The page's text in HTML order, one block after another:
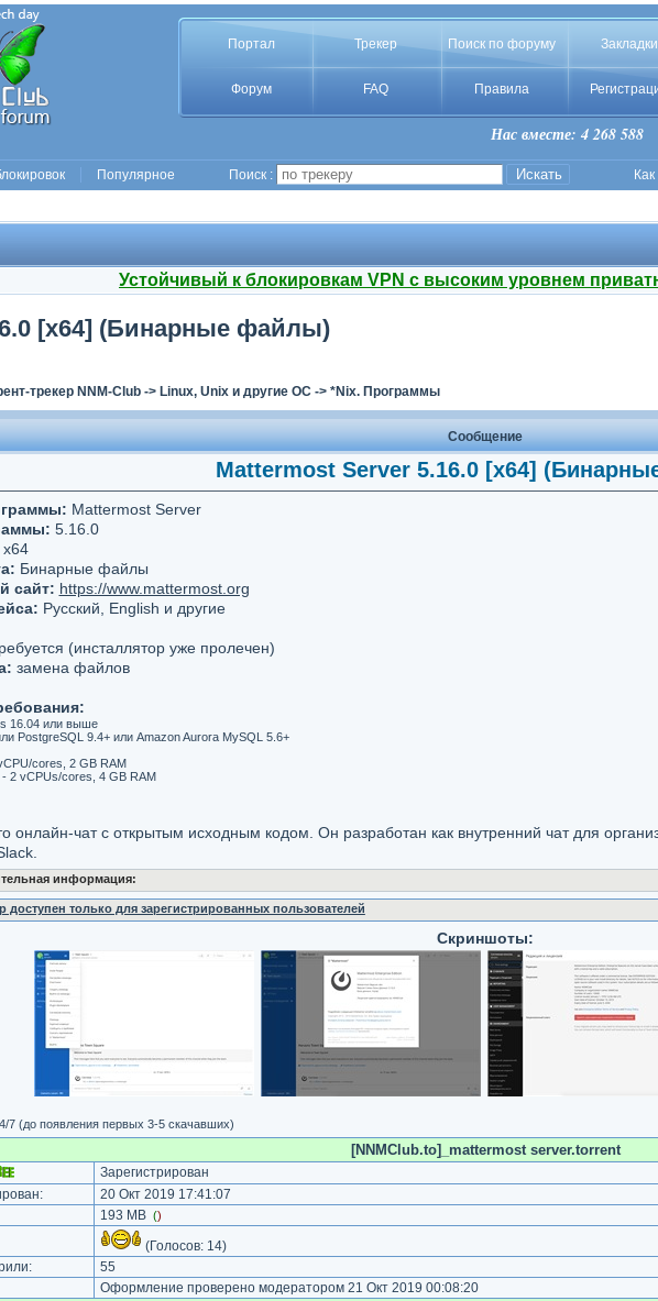
Портал Трекер Поиск по форуму Закладки
Форум FAQ Правила
Нас вместе: 4 268 588
Популярное Поиск :
Устойчивый к блокировкам VPN с высоким уровнем
[x64] (Бинарные файлы)
трекер NNM-Club-> Linux, Unix и другие ОС-> *Nix. Программы
Сообщение
Mattermost Server 5.16.0 [x64]
Mattermost Server
5.16.0
x64
Бинарные файлы
сайт: https://www.mattermost.org
Русский, English и другие
(инсталлятор уже пролечен)
замена файлов
16.04 или выше
PostgreSQL 9.4+ или Amazon Aurora MySQL 5.6+
cores, 2 GB RAM
2 vCPUs/cores, 4 GB RAM
онлайн-чат с открытым исходным кодом. Он разработан как внутренний чат для
информация:
доступен только для зарегистрированных пользователей
Скриншоты:
7 (до появления первых 3-5 скачавших)
[NNMClub.to]_mattermost server.torrent
Зарегистрирован
20 Окт 2019 17:41:07
193 MB ()
(Голосов: 14)
55
Оформление проверено модератором 21 Окт 2019 00:08:20